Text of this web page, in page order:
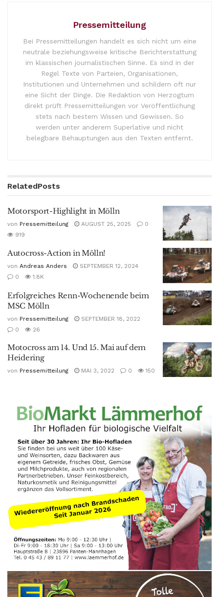
Pressemitteilung
Bei Pressemitteilungen handelt es sich nicht um eine
neutrale beziehungsweise kritische Berichterstattung
im klassischen journalistischen Sinne. Es sind in der
Regel Texte von Parteien, Organisationen,
Institutionen und Unternehmen und schildern oft nur
eine Sicht der Dinge. Die Redaktion von Herzogtum
direkt prüft Pressemitteilungen vor Veröffentlichung
stets nach bestem Wissen und Gewissen. So
werden unter anderem Superlative und nicht
belegbare Behauptungen aus den Texten entfernt.
RelatedPosts
Motorsport-Highlight in Mölln
von Pressemitteilung AUGUST 25, 2025
0
919
Autocross-Action in Mölln!
von Andreas Anders
SEPTEMBER 12, 2024
0
1.8K
Erfolgreiches Renn-Wochenende beim
MSC Mölln
von Pressemitteilung
SEPTEMBER 18, 2022
0
26
Motocross am 14. Und 15. Mai auf dem
Heidering
von Pressemitteilung MAI 3, 2022 0 150